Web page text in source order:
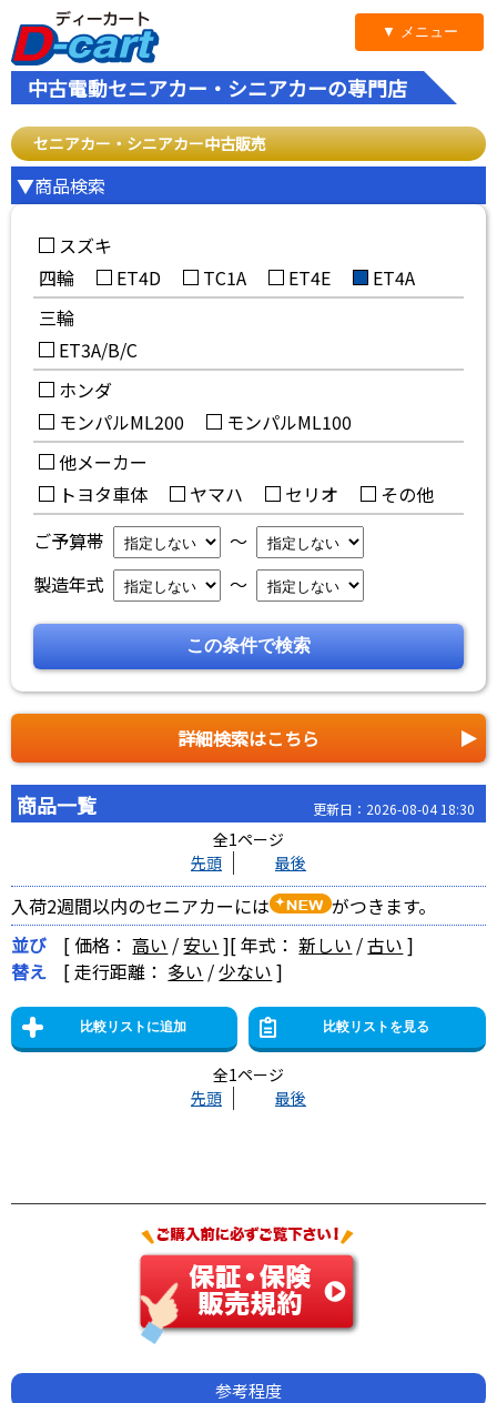
中古電動セニアカー・シニアカーの専門店
セニアカー・シニアカー中古販売
▼商品検索
スズキ
四輪
ET4D TC1A ET4E
ET4A
三輪
ET3A/B/C
ホンダ
モンパルML200
モンパルML100
他メーカー
トヨタ車体
ヤマハ セリオ
その他
ご予算帯
～
製造年式
～
詳細検索はこちら
更新日：2026-08-04 18:30
商品一覧
全1ページ
先頭
最後
入荷2週間以内のセニアカーには
がつきます。
並び
替え
[ 価格：高い /安い ][ 年式：新しい /古い ]
[ 走行距離： 多い /少ない ]
全1ページ
先頭
最後
▼ メニュー
参考程度